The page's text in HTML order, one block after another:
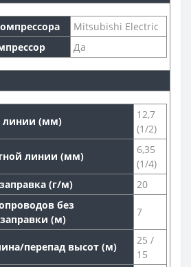
Mitsubishi Electric
Да
линии (мм)
12,7
(1/2)
линии (мм)
6,35
(1/4)
(г/м)
20
без
(м)
7
перепад высот (м)
25 /
15